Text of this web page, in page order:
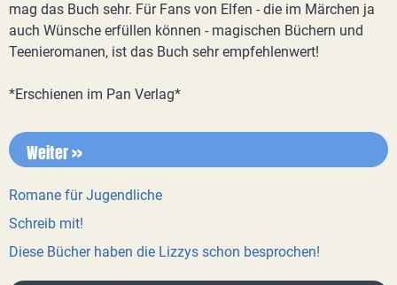
mag das Buch sehr. Für Fans von Elfen - die im Märchen ja
auch Wünsche erfüllen können - magischen Büchern und
Teenieromanen, ist das Buch sehr empfehlenwert!
*Erschienen im Pan Verlag*
Weiter >>
Romane für Jugendliche
Schreib mit!
Diese Bücher haben die Lizzys schon besprochen!